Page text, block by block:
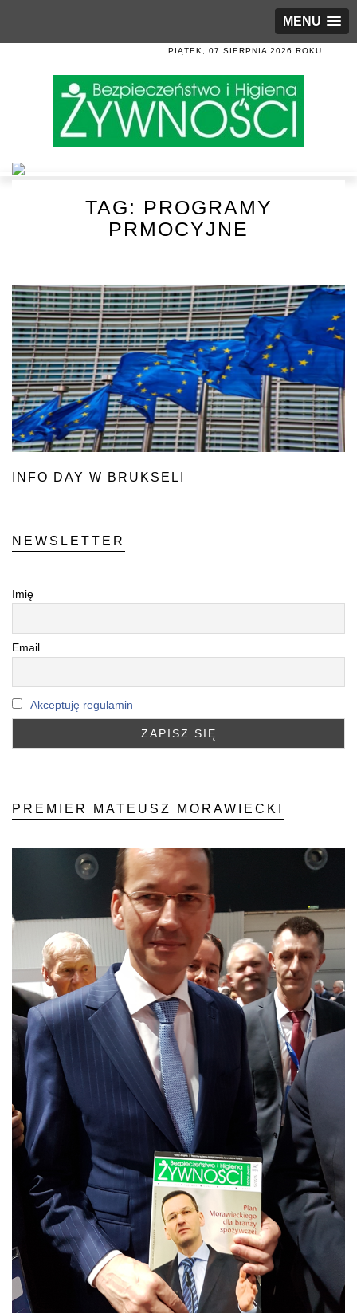
MENU
PIĄTEK, 07 SIERPNIA 2026 ROKU.
TAG: PROGRAMY
PRMOCYJNE
INFO DAY W BRUKSELI
NEWSLETTER
Imię
Email
Akceptuję regulamin
PREMIER MATEUSZ MORAWIECKI